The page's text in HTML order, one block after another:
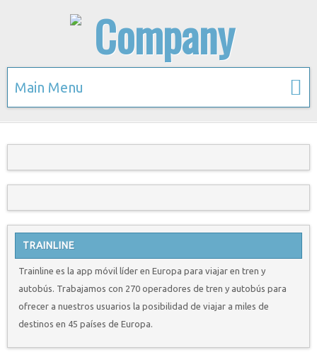
Main Menu
TRAINLINE
Trainline es la app móvil líder en Europa para viajar en tren y
autobús. Trabajamos con 270 operadores de tren y autobús para
ofrecer a nuestros usuarios la posibilidad de viajar a miles de
destinos en 45 países de Europa.